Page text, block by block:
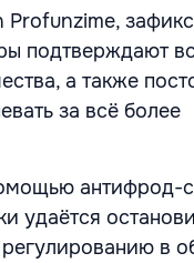
подтверждают
а также
за всё более
антифрод-
удаётся
в